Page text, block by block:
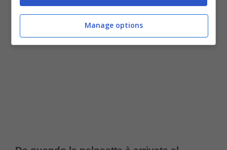
Manage options